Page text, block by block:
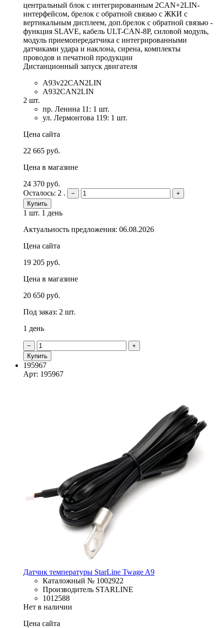
центральный блок с интегрированным 2CAN+2LIN-
интерфейсом, брелок с обратной связью с ЖКИ с
вертикальным дисплеем, доп.брелок с обратной связью -
функция SLAVE, кабель ULT-CAN-8P, силовой модуль,
модуль приемопередатчика с интегрированными
датчиками удара и наклона, сирена, комплекты
проводов и печатной продукции
Дистанционный запуск двигателя
А93v22CAN2LIN
A932CAN2LIN
2 шт.
пр. Ленина 11: 1 шт.
ул. Лермонтова 119: 1 шт.
Цена сайта
22 665 руб.
Цена в магазине
24 370 руб.
Осталось: 2 .
−
+
Купить
1 шт. 1 день
Актуальность предложения: 06.08.2026
Цена сайта
19 205 руб.
Цена в магазине
20 650 руб.
Под заказ: 2 шт.
1 день
−
+
Купить
195967
Арт: 195967
Датчик температуры StarLine Twage A9
Каталожный № 1002922
Производитель STARLINE
1012588
Нет в наличии
Цена сайта